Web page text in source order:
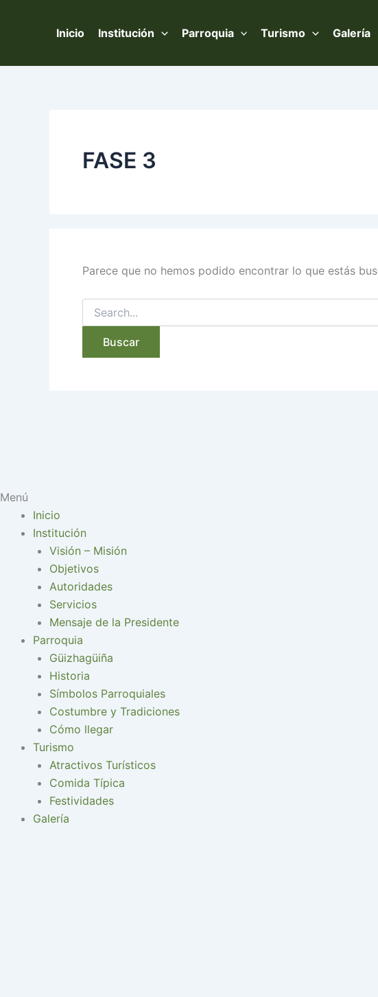
Inicio Institución Parroquia Turismo Galería
FASE 3
Parece que no hemos podido encontrar lo que estás
Menú
Inicio
Institución
Visión – Misión
Objetivos
Autoridades
Servicios
Mensaje de la Presidente
Parroquia
Güizhagüiña
Historia
Símbolos Parroquiales
Costumbre y Tradiciones
Cómo llegar
Turismo
Atractivos Turísticos
Comida Típica
Festividades
Galería